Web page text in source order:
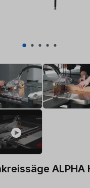
ALPHA